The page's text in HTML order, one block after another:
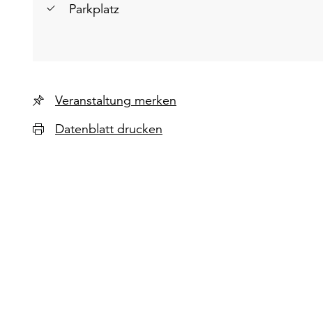
Parkplatz
Veranstaltung merken
Datenblatt drucken